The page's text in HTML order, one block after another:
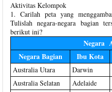
Aktivitas Kelompok
1. Carilah peta yang
Tulislah negara-negara bagian
berikut ini?
Negara
Negara Bagian
Ibu Kota
Australia Utara Darwin
Australia Selatan
Adelaide